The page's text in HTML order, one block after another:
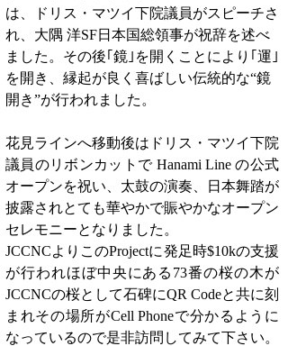
は、ドリス・マツイ下院議員がスピーチさ
れ、大隅 洋SF日本国総領事が祝辞を述べ
ました。その後｢鏡｣を開くことにより｢運｣
を開き、縁起が良く喜ばしい伝統的な“鏡
開き”が行われました。
花見ラインへ移動後はドリス・マツイ下院
議員のリボンカットで Hanami Line の公式
オープンを祝い、太鼓の演奏、日本舞踏が
披露されとても華やかで賑やかなオープン
セレモニーとなりました。
JCCNCよりこのProjectに発足時$10kの支援
が行われほぼ中央にある73番の桜の木が
JCCNCの桜として石碑にQR Codeと共に刻
まれその場所がCell Phoneで分かるように
なっているので是非訪問してみて下さい。